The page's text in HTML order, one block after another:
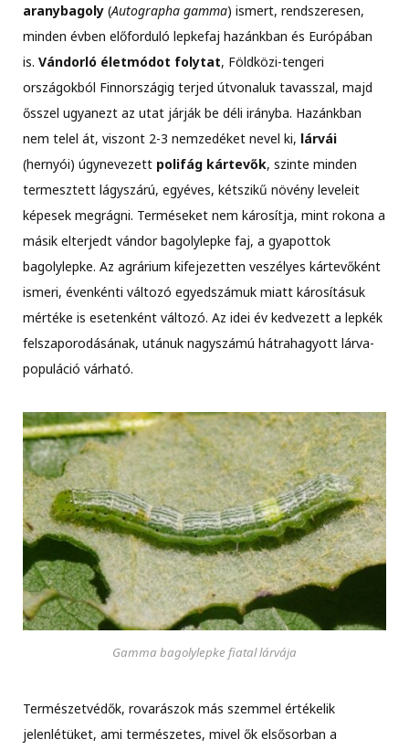
aranybagoly (Autographa gamma) ismert, rendszeresen,
minden évben előforduló lepkefaj hazánkban és Európában
is. Vándorló életmódot folytat, Földközi-tengeri
országokból Finnországig terjed útvonaluk tavasszal, majd
ősszel ugyanezt az utat járják be déli irányba. Hazánkban
nem telel át, viszont 2-3 nemzedéket nevel ki, lárvái
(hernyói) úgynevezett polifág kártevők, szinte minden
termesztett lágyszárú, egyéves, kétszikű növény leveleit
képesek megrágni. Terméseket nem károsítja, mint rokona a
másik elterjedt vándor bagolylepke faj, a gyapottok
bagolylepke. Az agrárium kifejezetten veszélyes kártevőként
ismeri, évenkénti változó egyedszámuk miatt károsításuk
mértéke is esetenként változó. Az idei év kedvezett a lepkék
felszaporodásának, utánuk nagyszámú hátrahagyott lárva-
populáció várható.
Gamma bagolylepke fiatal lárvája
Természetvédők, rovarászok más szemmel értékelik
jelenlétüket, ami természetes, mivel ők elsősorban a